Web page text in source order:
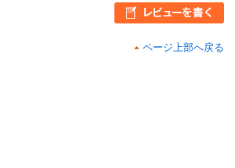
ページ上部へ戻る